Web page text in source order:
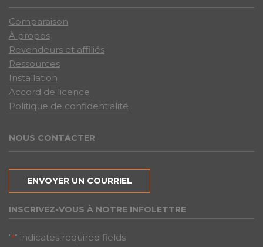
Comparaison
À propos
Revendeurs et affiliés
Ressources
Installation
Accord de licence
Politique de confidentialité
NOUS CONTACTER
ENVOYER UN COURRIEL
INSCRIVEZ-VOUS À NOTRE INFOLETTRE
"*" indicates required fields